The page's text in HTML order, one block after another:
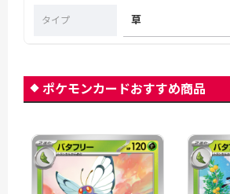
タイプ 草
ポケモンカードおすすめ商品